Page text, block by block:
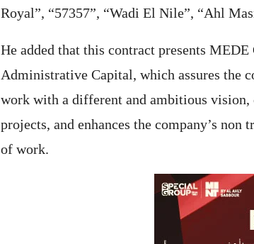
Royal”, “57357”, “Wadi El Nile”, “Ahl
He added that this contract presents
Administrative Capital, which assures the
work with a different and ambitious
projects, and enhances the company’s
of work.